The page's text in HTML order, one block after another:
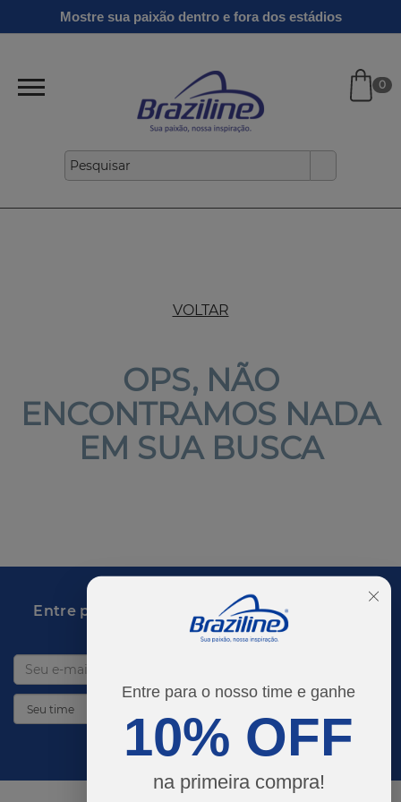
Entre para o nosso time e ganhe
10% OFF
na primeira compra!
Mostre sua paixão dentro e fora dos estádios
Clássicos
Linha
Gold
Ginga
Verão
0
VOLTAR
OPS, NÃO
ENCONTRAMOS NADA
EM SUA BUSCA
Entre para o time e desbloqueie promoções
imperdíveis!
DESBLOQUEAR PROMOÇÕES